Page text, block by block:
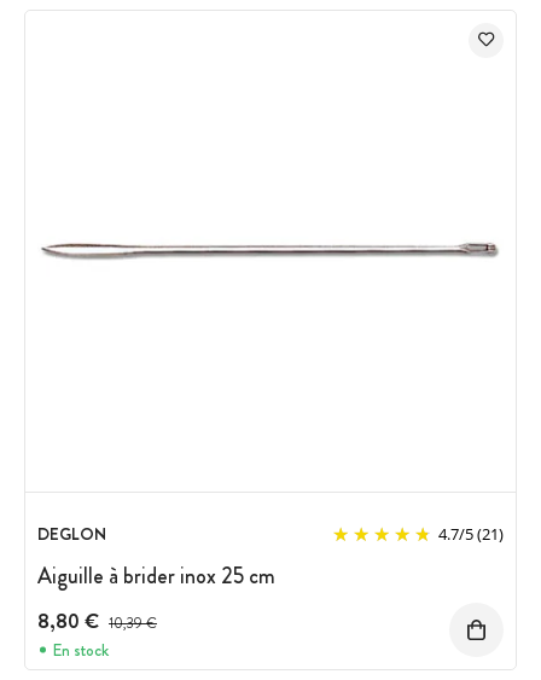
DEGLON 4.7/5(21)
Aiguille à brider inox 25 cm
8,80 € Prix avant réduction :
10,39 €
En stock